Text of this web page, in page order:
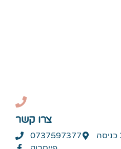
צרו קשר
0737597377